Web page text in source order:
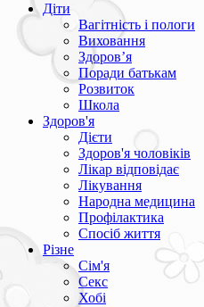
Діти
Вагітність і пологи
Виховання
Здоров’я
Поради батькам
Розвиток
Школа
Здоров'я
Дієти
Здоров'я чоловіків
Лікар відповідає
Лікування
Народна медицина
Профілактика
Спосіб життя
Різне
Сім'я
Секс
Хобі